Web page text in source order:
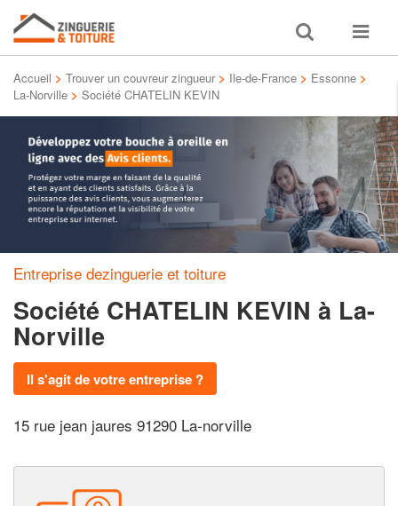
Toggle
search
Toggle
Accueil > Trouver un couvreur zingueur > Ile-de-France > Essonne >
La-Norville > Société CHATELIN KEVIN
Entreprise dezinguerie et toiture
Société CHATELIN KEVIN à La-
Norville
Il s'agit de votre entreprise ?
15 rue jean jaures 91290 La-norville